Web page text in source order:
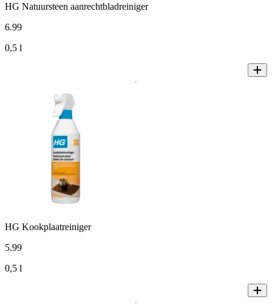
HG Natuursteen aanrechtbladreiniger
6.99
0,5 l
HG Kookplaatreiniger
5.99
0,5 l